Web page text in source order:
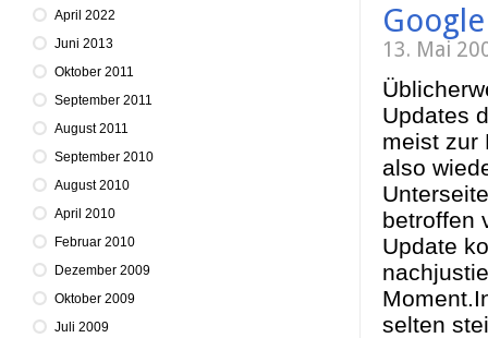
April 2022
Juni 2013
Oktober 2011
September 2011
August 2011
September 2010
August 2010
April 2010
Februar 2010
Dezember 2009
Oktober 2009
Juli 2009
13. Mai
Updates
meist zur
also
betroffen
Update
selten